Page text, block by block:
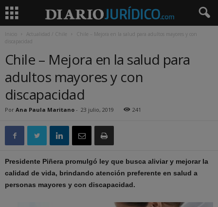
Inicio Actualidad / Chile
Chile – Mejora en la salud para adultos mayores y con
discapacidad
Chile – Mejora en la salud para
adultos mayores y con
discapacidad
Por Ana Paula Maritano - 23 julio, 2019 241
Presidente Piñera promulgó ley que busca aliviar y mejorar la
calidad de vida, brindando atención preferente en salud a
personas mayores y con discapacidad.